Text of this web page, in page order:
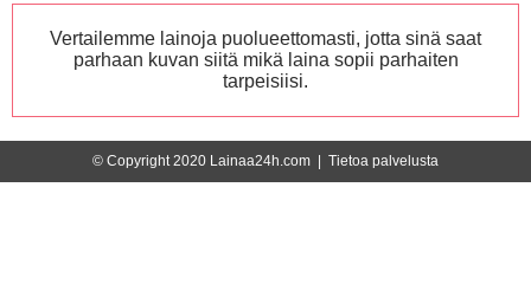
Vertailemme lainoja puolueettomasti, jotta sinä saat
parhaan kuvan siitä mikä laina sopii parhaiten
tarpeisiisi.
© Copyright 2020 Lainaa24h.com | Tietoa palvelusta